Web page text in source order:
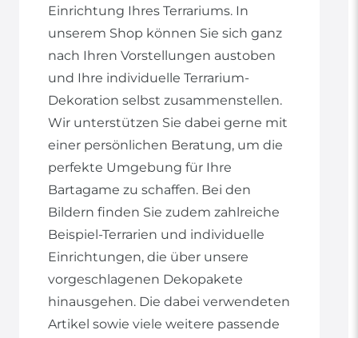
Einrichtung Ihres Terrariums. In
unserem Shop können Sie sich ganz
nach Ihren Vorstellungen austoben
und Ihre individuelle Terrarium-
Dekoration selbst zusammenstellen.
Wir unterstützen Sie dabei gerne mit
einer persönlichen Beratung, um die
perfekte Umgebung für Ihre
Bartagame zu schaffen. Bei den
Bildern finden Sie zudem zahlreiche
Beispiel-Terrarien und individuelle
Einrichtungen, die über unsere
vorgeschlagenen Dekopakete
hinausgehen. Die dabei verwendeten
Artikel sowie viele weitere passende